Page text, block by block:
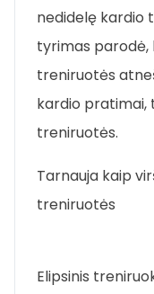
nedidelę kardio
tyrimas parodė,
treniruotės
kardio pratimai,
treniruotės.
Tarnauja kaip
treniruotės
Elipsinis